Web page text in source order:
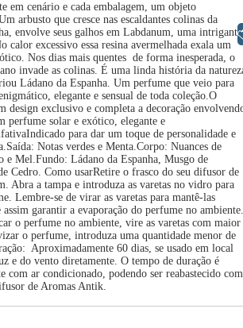
em cenário e cada embalagem, um objeto
arbusto que cresce nas escaldantes colinas da
envolve seus galhos em Labdanum, uma intrigante
calor excessivo essa resina avermelhada exala um
Nos dias mais quentes de forma inesperada, o
invade as colinas. É uma linda história da
Ládano da Espanha. Um perfume que veio para
elegante e sensual de toda coleção.O
design exclusivo e completa a decoração
perfume solar e exótico, elegante e
para dar um toque de personalidade e
Notas verdes e Menta.Corpo: Nuances de
e Mel.Fundo: Ládano da Espanha, Musgo de
Cedro. Como usarRetire o frasco do seu difusor de
Abra a tampa e introduza as varetas no vidro para
Lembre-se de virar as varetas para mantê-las
assim garantir a evaporação do perfume no ambiente.
o perfume no ambiente, vire as varetas com maior
o perfume, introduza uma quantidade menor de
Aproximadamente 60 dias, se usado em local
e do vento diretamente. O tempo de duração é
com ar condicionado, podendo ser reabastecido com
de Aromas Antik.
Libras